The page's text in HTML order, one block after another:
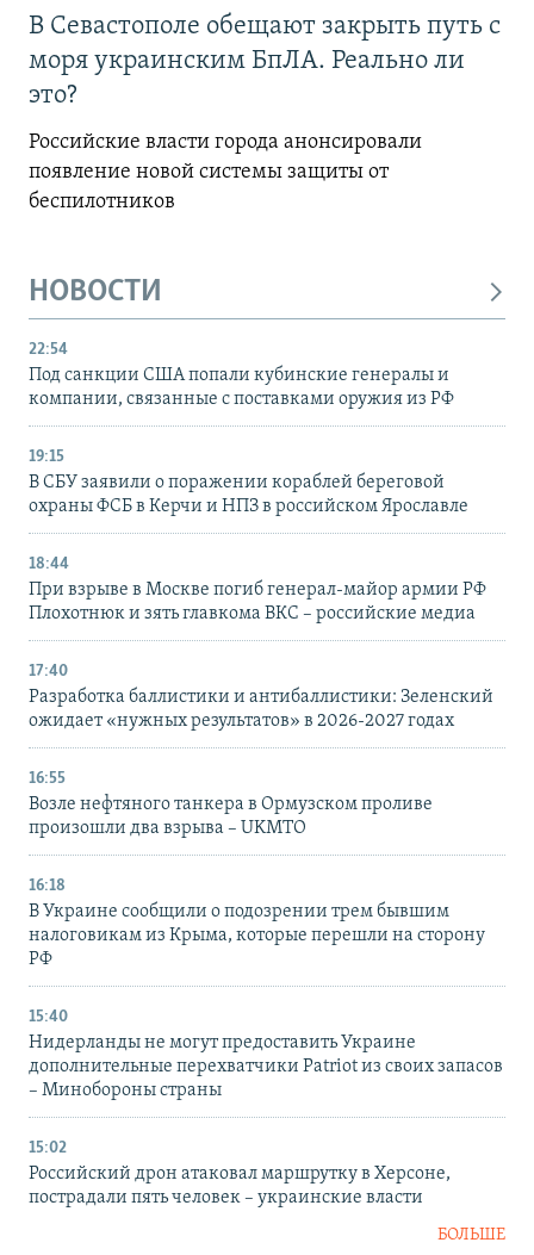
В Севастополе обещают закрыть путь с
моря украинским БпЛА. Реально ли
это?
Российские власти города анонсировали
появление новой системы защиты от
беспилотников
НОВОСТИ
22:54
Под санкции США попали кубинские генералы и
компании, связанные с поставками оружия из РФ
19:15
В СБУ заявили о поражении кораблей береговой
охраны ФСБ в Керчи и НПЗ в российском Ярославле
18:44
При взрыве в Москве погиб генерал-майор армии РФ
Плохотнюк и зять главкома ВКС – российские медиа
17:40
Разработка баллистики и антибаллистики: Зеленский
ожидает «нужных результатов» в 2026-2027 годах
16:55
Возле нефтяного танкера в Ормузском проливе
произошли два взрыва – UKMTO
16:18
В Украине сообщили о подозрении трем бывшим
налоговикам из Крыма, которые перешли на сторону
РФ
15:40
Нидерланды не могут предоставить Украине
дополнительные перехватчики Patriot из своих запасов
– Минобороны страны
15:02
Российский дрон атаковал маршрутку в Херсоне,
пострадали пять человек – украинские власти
БОЛЬШЕ